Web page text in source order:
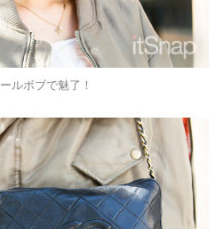
ルボブで魅了！